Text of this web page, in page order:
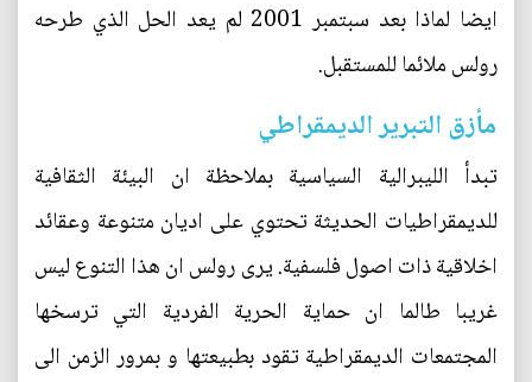
ايضا لماذا بعد سبتمبر 2001 لم يعد الحل الذي طرحه
رولس ملائما للمستقبل.
مأزق التبرير الديمقراطي
تبدأ الليبرالية السياسية بملاحظة ان البيئة الثقافية
للديمقراطيات الحديثة تحتوي على اديان متنوعة وعقائد
اخلاقية ذات اصول فلسفية. يرى رولس ان هذا التنوع ليس
غريبا طالما ان حماية الحرية الفردية التي ترسخها
المجتمعات الديمقراطية تقود بطبيعتها و بمرور الزمن الى